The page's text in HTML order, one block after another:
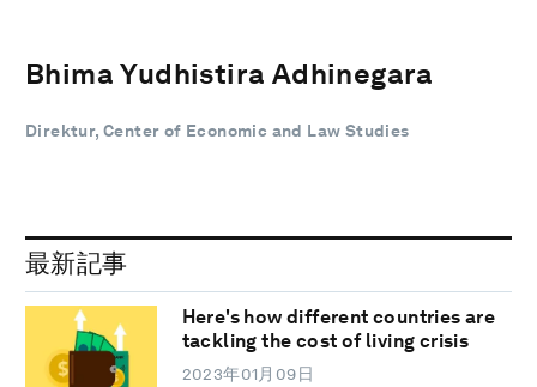
Bhima Yudhistira Adhinegara
Direktur, Center of Economic and Law Studies
最新記事
Here's how different countries are
tackling the cost of living crisis
2023年01月09日